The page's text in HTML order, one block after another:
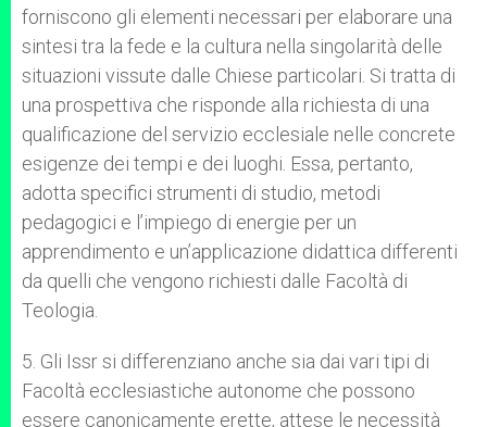
forniscono gli elementi necessari per elaborare una
sintesi tra la fede e la cultura nella singolarità delle
situazioni vissute dalle Chiese particolari. Si tratta di
una prospettiva che risponde alla richiesta di una
qualificazione del servizio ecclesiale nelle concrete
esigenze dei tempi e dei luoghi. Essa, pertanto,
adotta specifici strumenti di studio, metodi
pedagogici e l’impiego di energie per un
apprendimento e un’applicazione didattica differenti
da quelli che vengono richiesti dalle Facoltà di
Teologia.
5. Gli Issr si differenziano anche sia dai vari tipi di
Facoltà ecclesiastiche autonome che possono
essere canonicamente erette, attese le necessità